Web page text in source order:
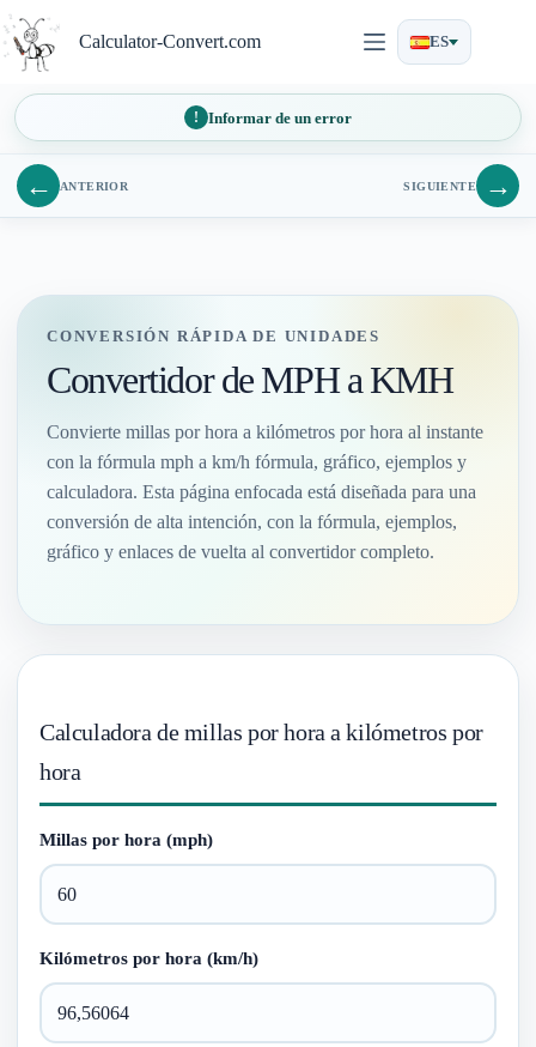
al
contenido
Calculator-Convert.com ES
Informar de un error
← ANTERIOR SIGUIENTE →
CONVERSIÓN RÁPIDA DE UNIDADES
Convertidor de MPH a KMH
Convierte millas por hora a kilómetros por hora al instante
con la fórmula mph a km/h fórmula, gráfico, ejemplos y
calculadora. Esta página enfocada está diseñada para una
conversión de alta intención, con la fórmula, ejemplos,
gráfico y enlaces de vuelta al convertidor completo.
Calculadora de millas por hora a kilómetros por
hora
Millas por hora (mph)
Kilómetros por hora (km/h)